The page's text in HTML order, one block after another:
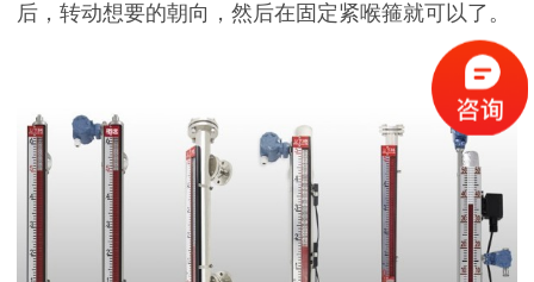
后，转动想要的朝向，然后在固定紧喉箍就可以了。